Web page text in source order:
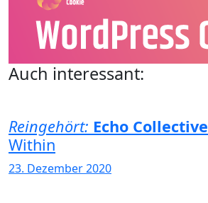
Auch interessant:
Reingehört: Echo Collective
Within
23. Dezember 2020